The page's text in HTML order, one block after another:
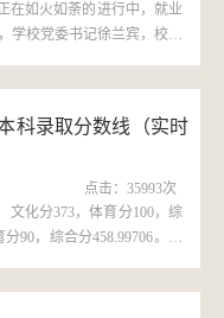
如火如荼的进行中，就业
学校党委书记徐兰宾，校长
业工作情况的汇报。徐兰宾
科录取分数线（实时
点击： 35993次
文化分373，体育分100，综
90，综合分458.99706。省